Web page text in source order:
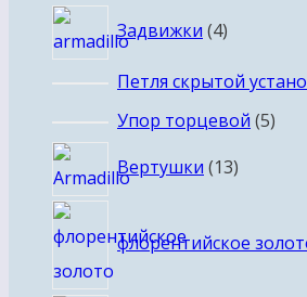
Задвижки 44
Петля скрытой
Упор торцевой 55
Вертушки 1313
флорентийское